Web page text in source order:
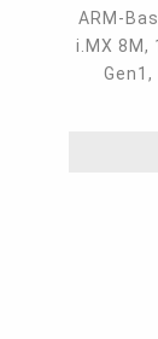
ARM-
i.MX 8M,
Gen1,